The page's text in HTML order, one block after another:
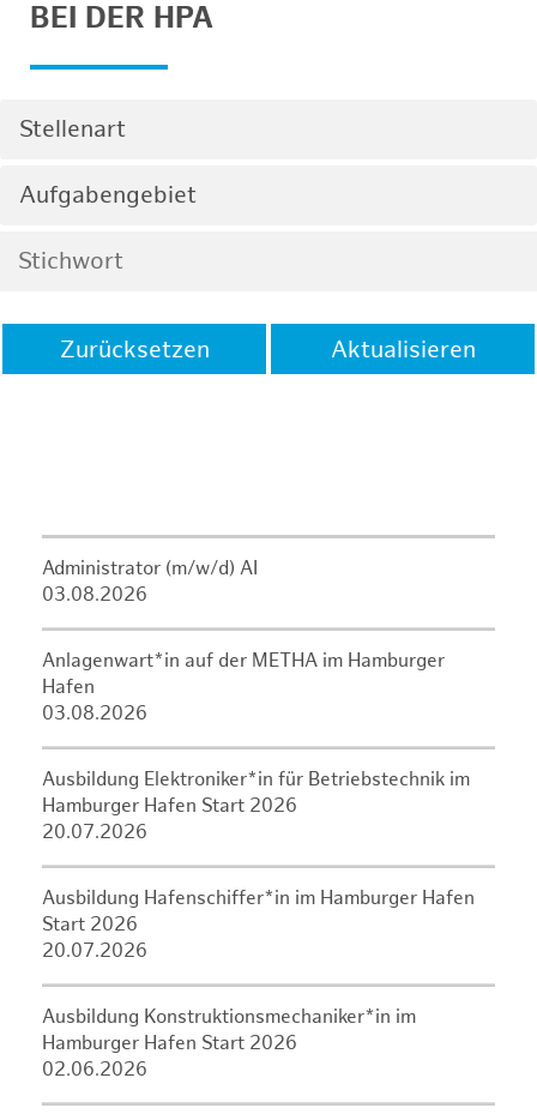
BEI DER HPA
Stellenart
Aufgabengebiet
Zurücksetzen Aktualisieren
Administrator (m/w/d) AI
03.08.2026
Anlagenwart*in auf der METHA im Hamburger
Hafen
03.08.2026
Ausbildung Elektroniker*in für Betriebstechnik im
Hamburger Hafen Start 2026
20.07.2026
Ausbildung Hafenschiffer*in im Hamburger Hafen
Start 2026
20.07.2026
Ausbildung Konstruktionsmechaniker*in im
Hamburger Hafen Start 2026
02.06.2026